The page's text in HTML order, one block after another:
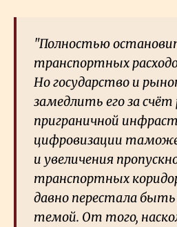
"Полностью
транспортных
Но государство и
замедлить его за
приграничной
цифровизации
и увеличения
транспортных
давно перестала быть
темой. От того,